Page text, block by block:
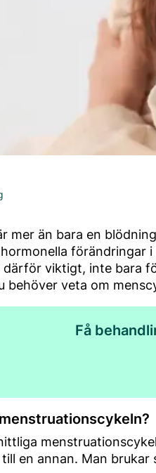
mer än bara en
förändringar
därför viktigt, inte bara
behöver veta om
Få
en annan. Man